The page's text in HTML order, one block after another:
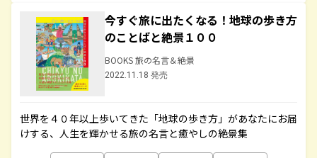
今すぐ旅に出たくなる！地球の歩き方
のことばと絶景１００
BOOKS 旅の名言＆絶景
2022.11.18 発売
世界を４０年以上歩いてきた「地球の歩き方」があなたにお届
けする、人生を輝かせる旅の名言と癒やしの絶景集